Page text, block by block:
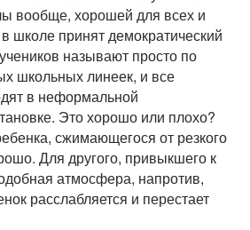
вообще, хорошей для всех и
школе принят демократический
называют просто по
школьных линеек, и все
в неформальной
Это хорошо или плохо?
сжимающегося от резкого
Для другого, привыкшего к
атмосфера, напротив,
расслабляется и перестает